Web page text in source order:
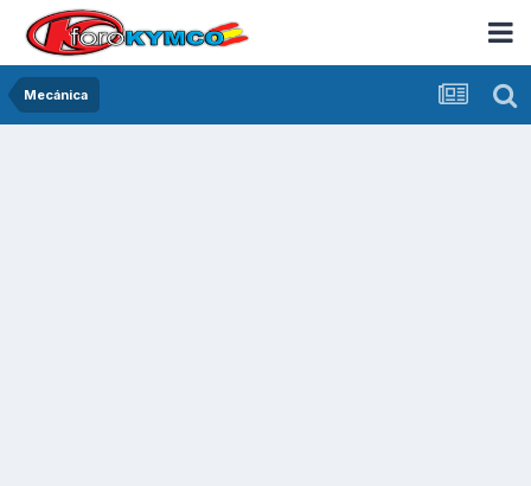
Mecánica